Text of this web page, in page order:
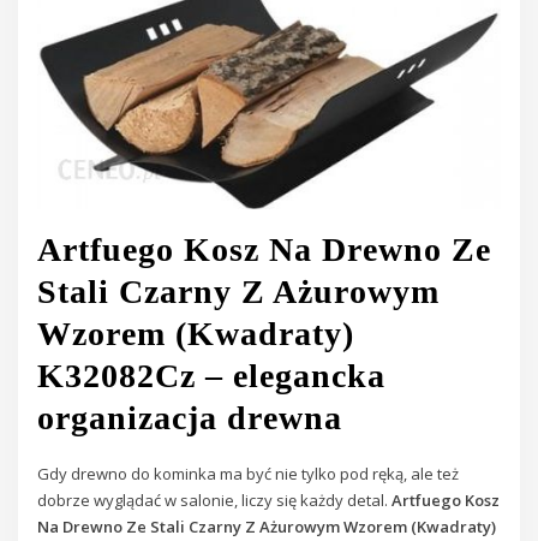
Artfuego Kosz Na Drewno Ze
Stali Czarny Z Ażurowym
Wzorem (Kwadraty)
K32082Cz – elegancka
organizacja drewna
Gdy drewno do kominka ma być nie tylko pod ręką, ale też
dobrze wyglądać w salonie, liczy się każdy detal.Artfuego Kosz
Na Drewno Ze Stali Czarny Z Ażurowym Wzorem (Kwadraty)